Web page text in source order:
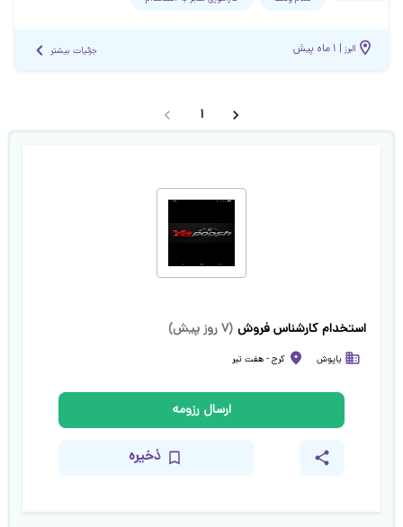
البرز | ۱ ماه پیش جزئیات بیشتر
1
استخدام کارشناس فروش (۷ روز پیش )
یاپوش کرج - هفت تیر
ارسال رزومه
ذخیره